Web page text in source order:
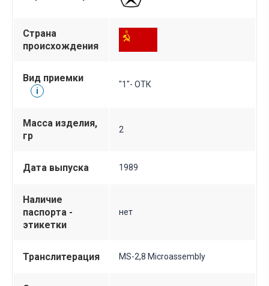
Страна
происхождения
Вид приемки
i
"1"- ОТК
Масса изделия,
гр
2
Дата выпуска 1989
Наличие
паспорта -
этикетки
нет
Транслитерация MS-2,8 Microassembly